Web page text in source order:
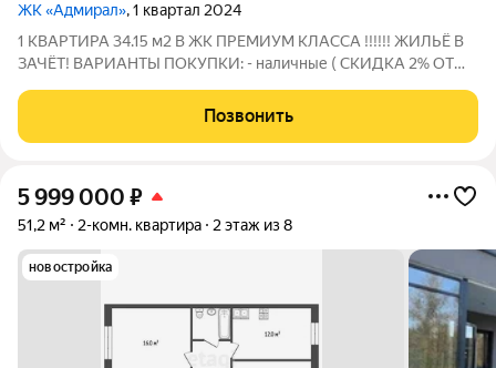
ЖК «Адмирал», 1 квартал 2024
1 КВАРТИРА 34.15 м2 В ЖК ПРЕМИУМ КЛАССА !!!!!! ЖИЛЬЁ В
ЗАЧЁТ! ВАРИАНТЫ ПОКУПКИ: - наличные ( СКИДКА 2% ОТ
КВАРТИРЫ С ОТДЕЛКОЙ ПОД КЛЮЧ !!! Что входит в отделку:
- ламинат - декоративная штукатурка на
Позвонить
5 999 000 ₽
51,2 м² 2-комн. квартира 2 этаж из 8
новостройка